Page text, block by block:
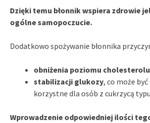
Dzięki temu błonnik wspiera zdrowie
ogólne samopoczucie.
Dodatkowo spożywanie błonnika
obniżenia poziomu cholesterolu
stabilizacji glukozy, co może
korzystne dla osób z cukrzycą
Wprowadzenie odpowiedniej ilości